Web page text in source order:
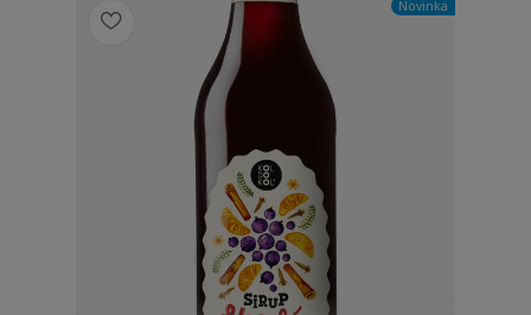
Novinka